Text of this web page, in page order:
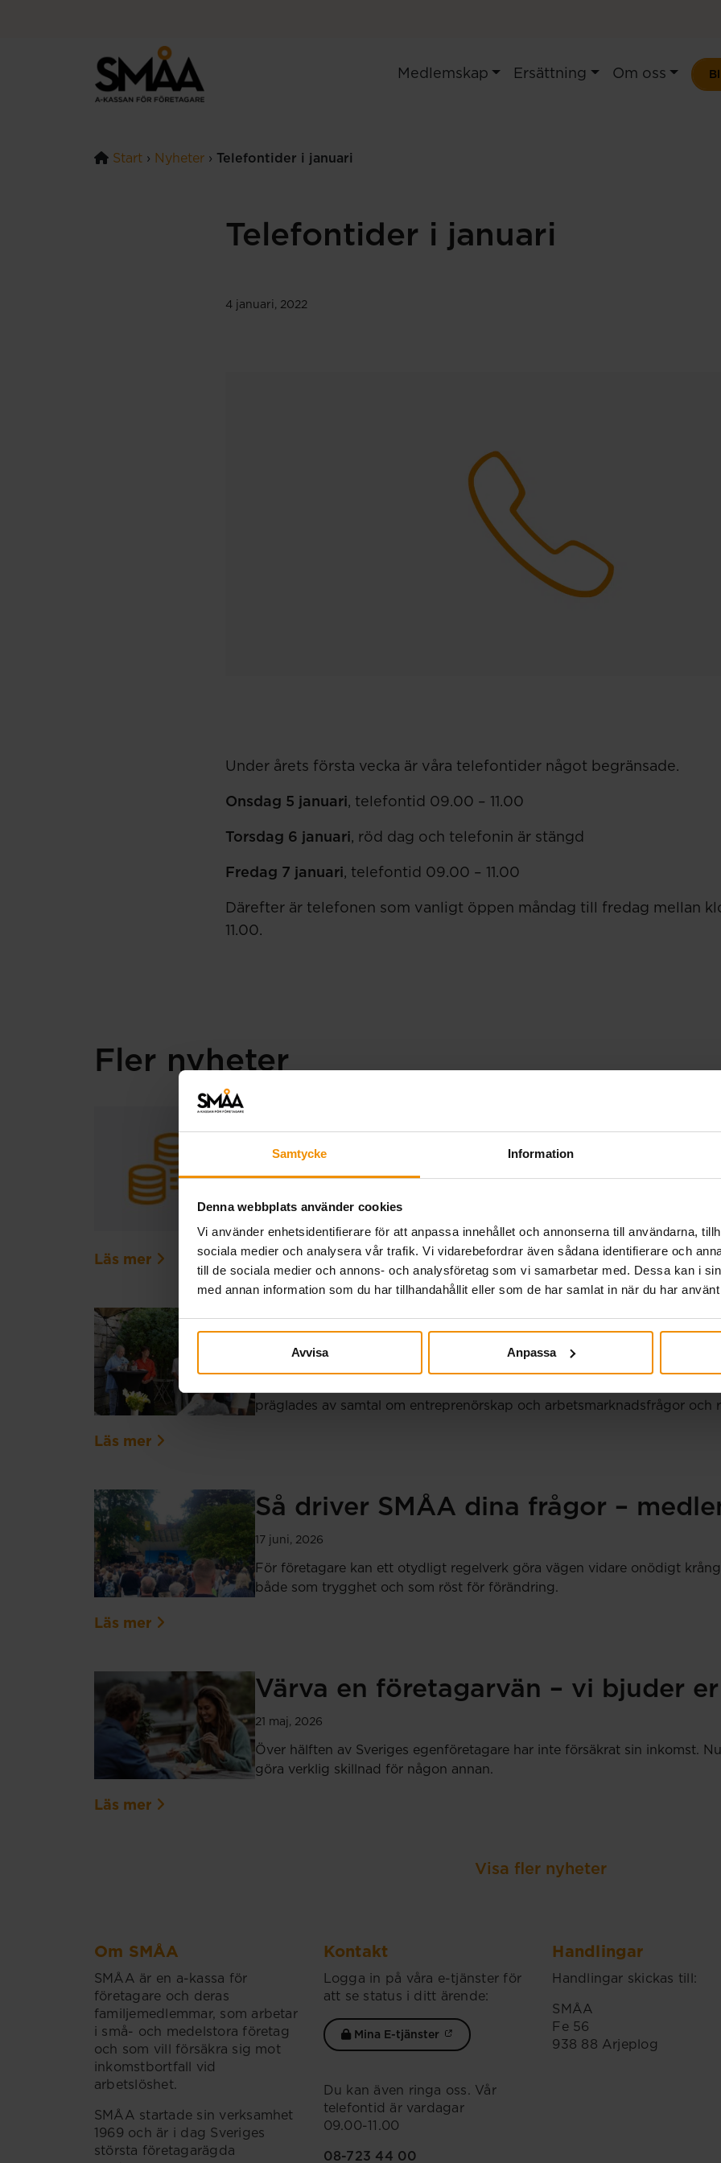
Samtycke Information
Denna webbplats använder cookies
Vi använder enhetsidentifierare för att anpassa innehållet och annonserna till användarna,
sociala medier och analysera vår trafik. Vi vidarebefordrar även sådana identifierare och
till de sociala medier och annons- och analysföretag som vi samarbetar med. Dessa kan i
med annan information som du har tillhandahållit eller som de har samlat in när du har
Avvisa Anpassa
Medlemskap Ersättning Om oss
Start › Nyheter › Telefontider i januari
Telefontider i januari
4 januari, 2022
Under årets första vecka är våra telefontider något begränsade.
Onsdag 5 januari, telefontid 09.00 – 11.00
Torsdag 6 januari, röd dag och telefonin är stängd
Fredag 7 januari, telefontid 09.00 – 11.00
Därefter är telefonen som vanligt öppen måndag till fredag mellan
11.00.
Fler nyheter
20 juli, 2026
På grund av en teknisk störning i a-kassornas gemensamma system
Den ordinarie utbetalningen på torsdag sker som vanligt för alla
registrerats för utbetalning senast 20 juli. Har din tidrapport eller…
Läs mer
SMÅA i Almedalen 2026
03 juli, 2026
SMÅA deltog i Almedalsveckan för att lyfta företagarnas villkor, knyta
präglades av samtal om entreprenörskap och arbetsmarknadsfrågor och
Läs mer
Så driver SMÅA dina frågor –
17 juni, 2026
För företagare kan ett otydligt regelverk göra vägen vidare onödigt
både som trygghet och som röst för förändring.
Läs mer
Värva en företagarvän – vi bjuder
21 maj, 2026
Över hälften av Sveriges egenföretagare har inte försäkrat sin inkomst.
göra verklig skillnad för någon annan.
Läs mer
Visa fler nyheter
Om SMÅA
SMÅA är en a-kassa för
företagare och deras
familjemedlemmar, som arbetar
i små- och medelstora företag
och som vill försäkra sig mot
inkomstbortfall vid
arbetslöshet.
SMÅA startade sin verksamhet
1969 och är i dag Sveriges
största företagarägda
Kontakt
Logga in på våra e-tjänster för
att se status i ditt ärende:
Mina E-tjänster
Du kan även ringa oss. Vår
telefontid är vardagar
09.00-11.00
08-723 44 00
Handlingar
Handlingar skickas till:
SMÅA
Fe 56
938 88 Arjeplog